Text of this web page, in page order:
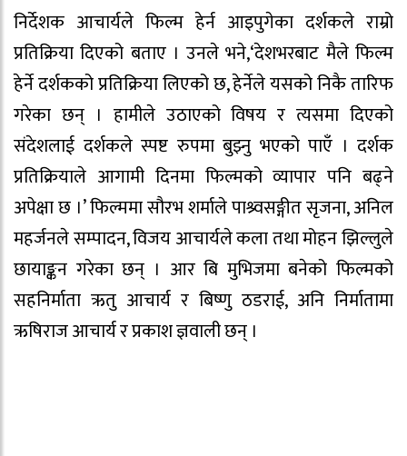
निर्देशक आचार्यले फिल्म हेर्न आइपुगेका दर्शकले राम्रो
प्रतिक्रिया दिएको बताए । उनले भने,‘देशभरबाट मैले फिल्म
हेर्ने दर्शकको प्रतिक्रिया लिएको छ, हेर्नेले यसको निकै तारिफ
गरेका छन् । हामीले उठाएको विषय र त्यसमा दिएको
संदेशलाई दर्शकले स्पष्ट रुपमा बुझ्नु भएको पाएँ । दर्शक
प्रतिक्रियाले आगामी दिनमा फिल्मको व्यापार पनि बढ्ने
अपेक्षा छ ।’ फिल्ममा सौरभ शर्माले पाश्र्वसङ्गीत सृजना, अनिल
महर्जनले सम्पादन, विजय आचार्यले कला तथा मोहन झिल्लुले
छायाङ्कन गरेका छन् । आर बि मुभिजमा बनेको फिल्मको
सहनिर्माता ऋतु आचार्य र बिष्णु ठडराई, अनि निर्मातामा
ऋषिराज आचार्य र प्रकाश ज्ञवाली छन् ।